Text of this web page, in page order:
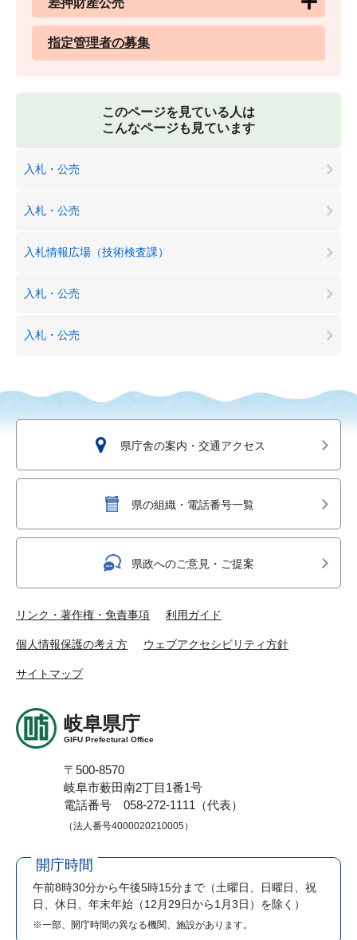
指定管理者の募集
このページを見ている人は
こんなページも見ています
入札・公売
入札・公売
入札情報広場（技術検査課）
入札・公売
入札・公売
県庁舎の案内・交通アクセス
県の組織・電話番号一覧
県政へのご意見・ご提案
リンク・著作権・免責事項 利用ガイド
個人情報保護の考え方 ウェブアクセシビリティ方針
サイトマップ
岐阜県庁
GIFU Prefectural Office
〒500-8570
岐阜市薮田南2丁目1番1号
電話番号 058-272-1111（代表）
（法人番号4000020210005）
開庁時間
午前8時30分から午後5時15分まで （土曜日、日曜日、祝
日、休日、年末年始（12月29日から1月3日）を除く）
※一部、開庁時間の異なる機関、施設があります。